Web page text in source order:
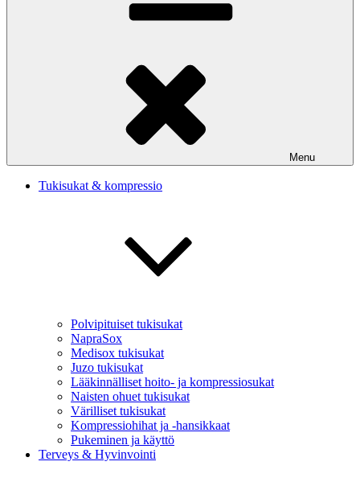
Menu
Tukisukat & kompressio
Polvipituiset tukisukat
NapraSox
Medisox tukisukat
Juzo tukisukat
Lääkinnälliset hoito- ja kompressiosukat
Naisten ohuet tukisukat
Värilliset tukisukat
Kompressiohihat ja -hansikkaat
Pukeminen ja käyttö
Terveys & Hyvinvointi